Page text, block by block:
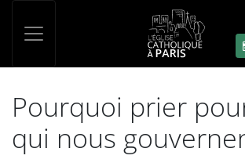
Pourquoi prier
qui nous
Panneau de gestion des cookies